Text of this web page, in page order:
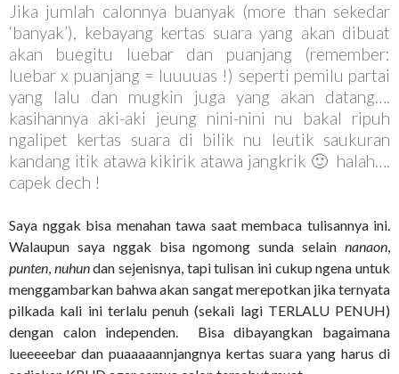
Jika jumlah calonnya buanyak (more than sekedar
‘banyak’), kebayang kertas suara yang akan dibuat
akan buegitu luebar dan puanjang (remember:
luebar x puanjang = luuuuas !) seperti pemilu partai
yang lalu dan mugkin juga yang akan datang….
kasihannya aki-aki jeung nini-nini nu bakal ripuh
ngalipet kertas suara di bilik nu leutik saukuran
kandang itik atawa kikirik atawa jangkrik 🙂 halah….
capek dech !
Saya nggak bisa menahan tawa saat membaca tulisannya ini.
Walaupun saya nggak bisa ngomong sunda selain nanaon,
punten, nuhundan sejenisnya, tapi tulisan ini cukup ngena untuk
menggambarkan bahwa akan sangat merepotkan jika ternyata
pilkada kali ini terlalu penuh (sekali lagi TERLALU PENUH)
dengan calon independen. Bisa dibayangkan bagaimana
lueeeeebar dan puaaaaannjangnya kertas suara yang harus di